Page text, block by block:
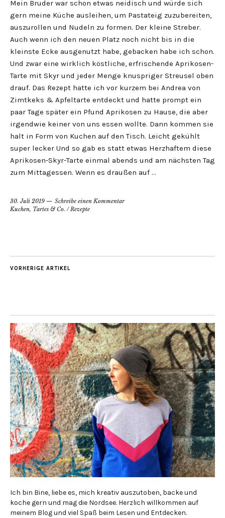
Mein Bruder war schon etwas neidisch und würde sich
gern meine Küche ausleihen, um Pastateig zuzubereiten,
auszurollen und Nudeln zu formen. Der kleine Streber.
Auch wenn ich den neuen Platz noch nicht bis in die
kleinste Ecke ausgenutzt habe, gebacken habe ich schon.
Und zwar eine wirklich köstliche, erfrischende Aprikosen-
Tarte mit Skyr und jeder Menge knuspriger Streusel oben
drauf. Das Rezept hatte ich vor kurzem bei Andrea von
Zimtkeks & Apfeltarte entdeckt und hatte prompt ein
paar Tage später ein Pfund Aprikosen zu Hause, die aber
irgendwie keiner von uns essen wollte. Dann kommen sie
halt in Form von Kuchen auf den Tisch. Leicht gekühlt
super lecker Und so gab es statt etwas Herzhaftem diese
Aprikosen-Skyr-Tarte einmal abends und am nächsten Tag
zum Mittagessen. Wenn es draußen auf …
30. Juli 2019
Schreibe einen Kommentar
Kuchen, Tartes & Co. /Rezepte
VORHERIGE ARTIKEL
Ich bin Bine, liebe es, mich kreativ auszutoben, backe und
koche gern und mag die Nordsee. Herzlich willkommen auf
meinem Blog und viel Spaß beim Lesen und Entdecken.